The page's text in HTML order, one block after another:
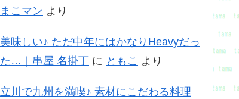
まこマン より
美味しい♪ ただ中年にはかなりHeavyだっ
た…｜串屋 名掛丁 に ともこ より
立川で九州を満喫♪ 素材にこだわる料理